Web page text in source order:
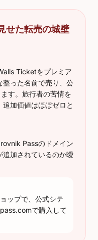
せた転売の城壁
Ticketをプレミア
整った名前で売り、公
す。旅行者の苦情を
加価値はほぼゼロと
Passのドメイン
追加されているのか曖
ップで、公式シテ
で購入して